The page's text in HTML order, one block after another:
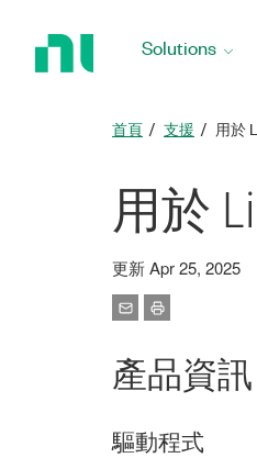
Solutions
首頁 支援 用於
用於
更新 Apr 25, 2025
產品資訊
驅動程式